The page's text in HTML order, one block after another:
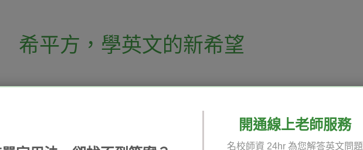
希平方 ， 學英文的新希望
開通線上老師服務
名校師資 24hr 為您解答英文問題